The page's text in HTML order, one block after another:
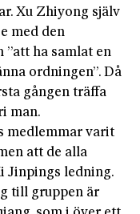
Xu Zhiyong själv
med den
ha samlat en
ordningen”. Då
gången träffa
man.
medlemmar varit
att de alla
Jinpings ledning.
till gruppen är